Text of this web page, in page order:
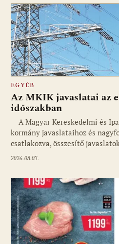
EGYÉB
Az MKIK javaslatai az
időszakban
A Magyar Kereskedelmi és
kormány javaslataihoz és
csatlakozva, összesítő
2026.08.03.